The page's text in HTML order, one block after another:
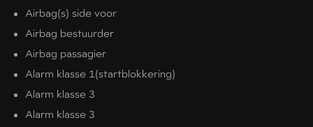
Airbag(s) side voor
Airbag bestuurder
Airbag passagier
Alarm klasse 1(startblokkering)
Alarm klasse 3
Alarm klasse 3